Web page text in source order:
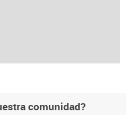
comunidad?